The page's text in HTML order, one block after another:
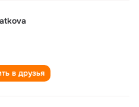
в друзья